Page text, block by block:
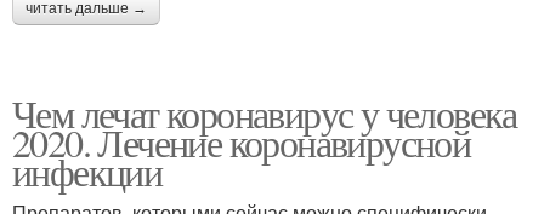
читать дальше →
Чем лечат коронавирус у человека
2020. Лечение коронавирусной
инфекции